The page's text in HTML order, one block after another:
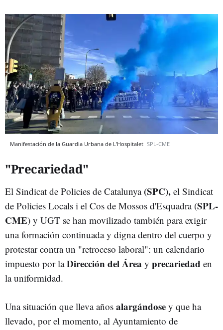
Manifestación de la Guardia Urbana de L'Hospitalet SPL-CME
"Precariedad"
El Sindicat de Policies de Catalunya (SPC), el Sindicat
de Policies Locals i el Cos de Mossos d'Esquadra (SPL-
CME) y UGT se han movilizado también para exigir
una formación continuada y digna dentro del cuerpo y
protestar contra un "retroceso laboral": un calendario
impuesto por laDirección del Área y precariedad en
la uniformidad.
Una situación que lleva años alargándose y que ha
llevado, por el momento, al Ayuntamiento de